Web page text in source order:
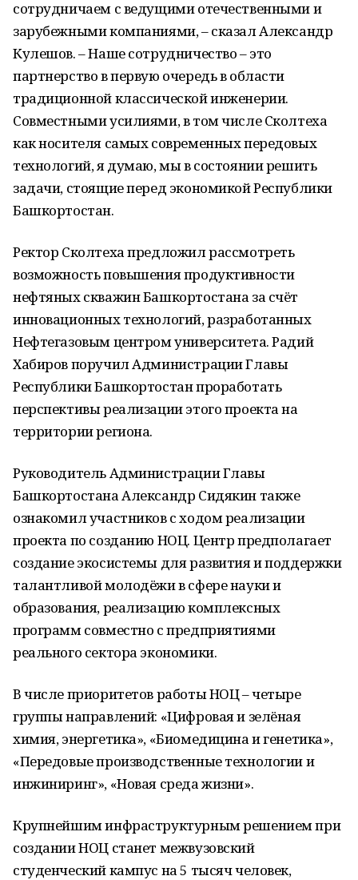
сотрудничаем с ведущими отечественными и
зарубежными компаниями, – сказал Александр
Кулешов. – Наше сотрудничество – это
партнерство в первую очередь в области
традиционной классической инженерии.
Совместными усилиями, в том числе Сколтеха
как носителя самых современных передовых
технологий, я думаю, мы в состоянии решить
задачи, стоящие перед экономикой Республики
Башкортостан.
Ректор Сколтеха предложил рассмотреть
возможность повышения продуктивности
нефтяных скважин Башкортостана за счёт
инновационных технологий, разработанных
Нефтегазовым центром университета. Радий
Хабиров поручил Администрации Главы
Республики Башкортостан проработать
перспективы реализации этого проекта на
территории региона.
Руководитель Администрации Главы
Башкортостана Александр Сидякин также
ознакомил участников с ходом реализации
проекта по созданию НОЦ. Центр предполагает
создание экосистемы для развития и поддержки
талантливой молодёжи в сфере науки и
образования, реализацию комплексных
программ совместно с предприятиями
реального сектора экономики.
В числе приоритетов работы НОЦ – четыре
группы направлений: «Цифровая и зелёная
химия, энергетика», «Биомедицина и генетика»,
«Передовые производственные технологии и
инжиниринг», «Новая среда жизни».
Крупнейшим инфраструктурным решением при
создании НОЦ станет межвузовский
студенческий кампус на 5 тысяч человек,